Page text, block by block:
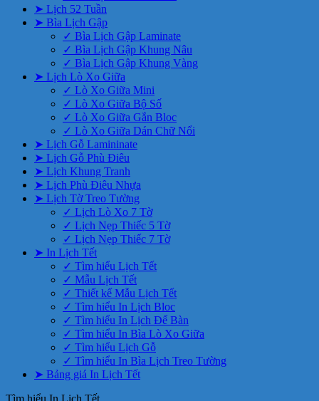
➤ Lịch 52 Tuần
➤ Bìa Lịch Gập
✓ Bìa Lịch Gập Laminate
✓ Bìa Lịch Gập Khung Nâu
✓ Bìa Lịch Gập Khung Vàng
➤ Lịch Lò Xo Giữa
✓ Lò Xo Giữa Mini
✓ Lò Xo Giữa Bộ Số
✓ Lò Xo Giữa Gắn Bloc
✓ Lò Xo Giữa Dán Chữ Nổi
➤ Lịch Gỗ Lamininate
➤ Lịch Gỗ Phù Điêu
➤ Lịch Khung Tranh
➤ Lịch Phù Điêu Nhựa
➤ Lịch Tờ Treo Tường
✓ Lịch Lò Xo 7 Tờ
✓ Lịch Nẹp Thiếc 5 Tờ
✓ Lịch Nẹp Thiếc 7 Tờ
➤ In Lịch Tết
✓ Tìm hiểu Lịch Tết
✓ Mẫu Lịch Tết
✓ Thiết kế Mẫu Lịch Tết
✓ Tìm hiểu In Lịch Bloc
✓ Tìm hiểu In Lịch Để Bàn
✓ Tìm hiểu In Bìa Lò Xo Giữa
✓ Tìm hiểu Lịch Gỗ
✓ Tìm hiểu In Bìa Lịch Treo Tường
➤ Bảng giá In Lịch Tết